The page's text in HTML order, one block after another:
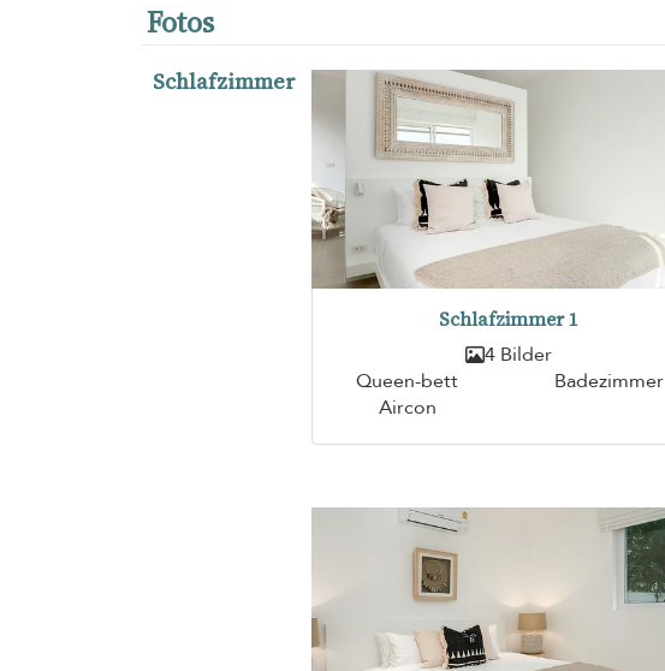
Fotos
Schlafzimmer
Schlafzimmer 1
4 Bilder
Queen-bett
Badezimmer
Aircon